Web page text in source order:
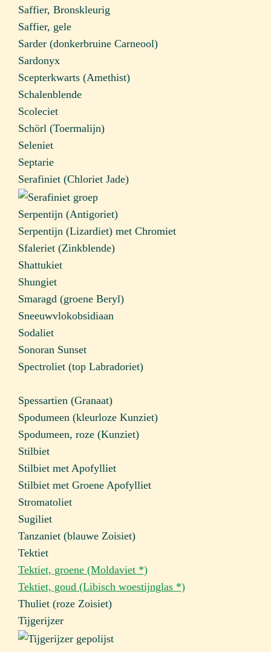
Saffier, Bronskleurig
Saffier, gele
Sarder (donkerbruine Carneool)
Sardonyx
Scepterkwarts (Amethist)
Schalenblende
Scoleciet
Schörl (Toermalijn)
Seleniet
Septarie
Serafiniet (Chloriet Jade)
Serpentijn (Antigoriet)
Serpentijn (Lizardiet) met Chromiet
Sfaleriet (Zinkblende)
Shattukiet
Shungiet
Smaragd (groene Beryl)
Sneeuwvlokobsidiaan
Sodaliet
Sonoran Sunset
Spectroliet (top Labradoriet)
Spessartien (Granaat)
Spodumeen (kleurloze Kunziet)
Spodumeen, roze (Kunziet)
Stilbiet
Stilbiet met Apofylliet
Stilbiet met Groene Apofylliet
Stromatoliet
Sugiliet
Tanzaniet (blauwe Zoisiet)
Tektiet
Tektiet, groene (Moldaviet *)
Tektiet, goud (Libisch woestijnglas *)
Thuliet (roze Zoisiet)
Tijgerijzer